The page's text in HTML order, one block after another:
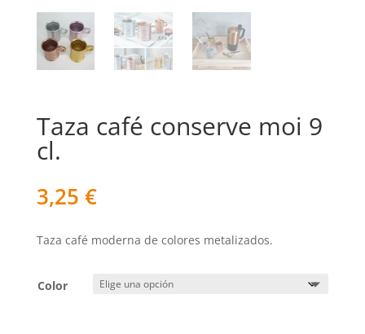
Taza café conserve moi 9
cl.
3,25 €
Taza café moderna de colores metalizados.
Color